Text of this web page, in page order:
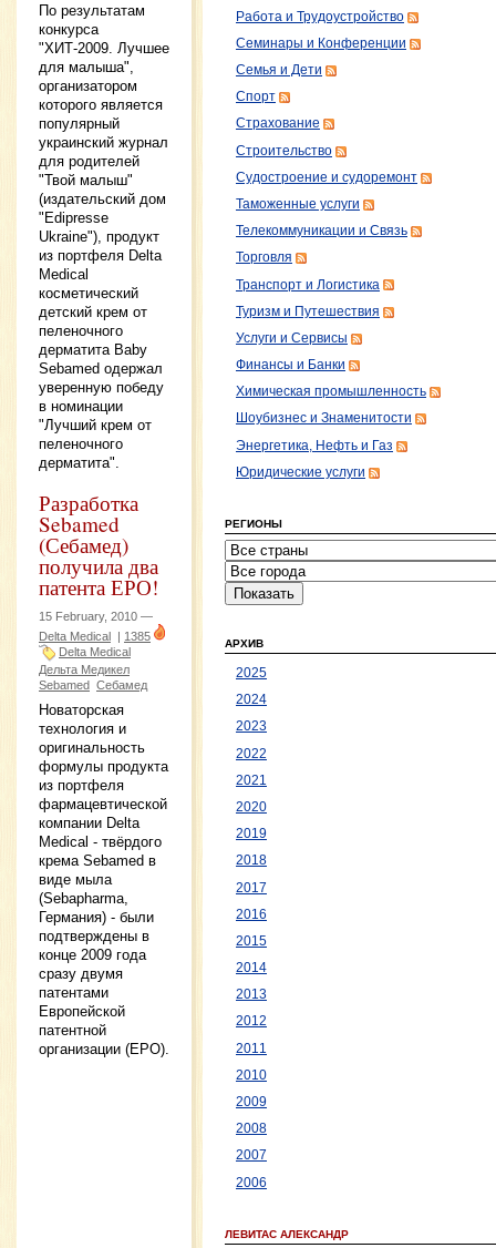
По результатам
конкурса
"ХИТ-2009. Лучшее
для малыша",
организатором
которого является
популярный
украинский журнал
для родителей
"Твой малыш"
(издательский дом
"Edipresse
Ukraine"), продукт
из портфеля Delta
Medical
косметический
детский крем от
пеленочного
дерматита Baby
Sebamed одержал
уверенную победу
в номинации
"Лучший крем от
пеленочного
дерматита".
Разработка
Sebamed
(Себамед)
получила два
патента ЕРО!
15 February, 2010 —
Delta Medical
1385
Delta Medical
Дельта Медикел
Sebamed Себамед
Новаторская
технология и
оригинальность
формулы продукта
из портфеля
фармацевтической
компании Delta
Medical - твёрдого
крема Sebamed в
виде мыла
(Sebapharma,
Германия) - были
подтверждены в
конце 2009 года
сразу двумя
патентами
Европейской
патентной
организации (ЕРО).
Работа и Трудоустройство
Семинары и Конференции
Семья и Дети
Спорт
Страхование
Строительство
Судостроение и судоремонт
Таможенные услуги
Телекоммуникации и Связь
Торговля
Транспорт и Логистика
Туризм и Путешествия
Услуги и Сервисы
Финансы и Банки
Химическая промышленность
Шоубизнес и Знаменитости
Энергетика, Нефть и Газ
Юридические услуги
РЕГИОНЫ
АРХИВ
2025
2024
2023
2022
2021
2020
2019
2018
2017
2016
2015
2014
2013
2012
2011
2010
2009
2008
2007
2006
ЛЕВИТАС АЛЕКСАНДР